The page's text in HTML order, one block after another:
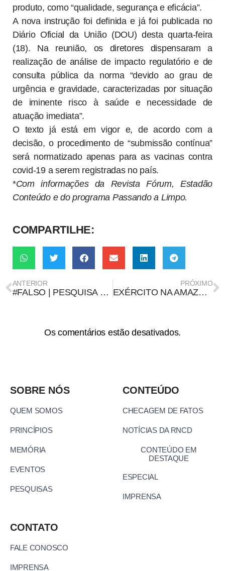
produto, como “qualidade, segurança e eficácia”.
A nova instrução foi definida e já foi publicada no
Diário Oficial da União (DOU) desta quarta-feira
(18). Na reunião, os diretores dispensaram a
realização de análise de impacto regulatório e de
consulta pública da norma “devido ao grau de
urgência e gravidade, caracterizadas por situação
de iminente risco à saúde e necessidade de
atuação imediata”.
O texto já está em vigor e, de acordo com a
decisão, o procedimento de “submissão contínua”
será normatizado apenas para as vacinas contra
covid-19 a serem registradas no país.
*Com informações da Revista Fórum, Estadão
Conteúdo e do programa Passando a Limpo.
COMPARTILHE:
ANTERIOR
#FALSO | PESQUISA ELEITORAL COM VEREADORES MAIS COTADOS À CÂMARA DE CONQUISTA NÃO É VERDADEIRA
PRÓXIMO
EXÉRCITO NA AMAZÔNIA FISCALIZA MENOS COM EFETIVO 5 VEZES MAIOR
Os comentários estão desativados.
SOBRE NÓS
QUEM SOMOS
PRINCÍPIOS
MEMÓRIA
EVENTOS
PESQUISAS
CONTEÚDO
CHECAGEM DE FATOS
NOTÍCIAS DA RNCD
CONTEÚDO EM
DESTAQUE
ESPECIAL
IMPRENSA
CONTATO
FALE CONOSCO
IMPRENSA